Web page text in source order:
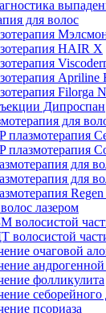
для волос
HAIR X
Apriline
Filorga
Дипроспан
для
плазмотерапия
плазмотерапия
для
для
лазером
волосистой
волосистой
очаговой
фолликулита
себорейного
псориаза